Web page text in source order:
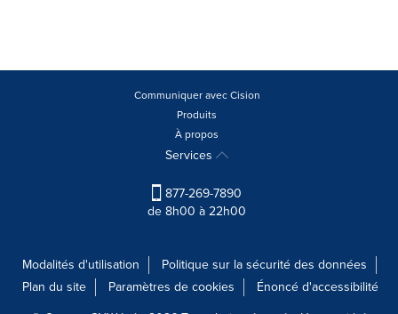
Communiquer avec Cision
Produits
À propos
Services
877-269-7890
de 8h00 à 22h00
Modalités d'utilisation
Politique sur la sécurité des données
Plan du site
Paramètres de cookies
Énoncé d'accessibilité